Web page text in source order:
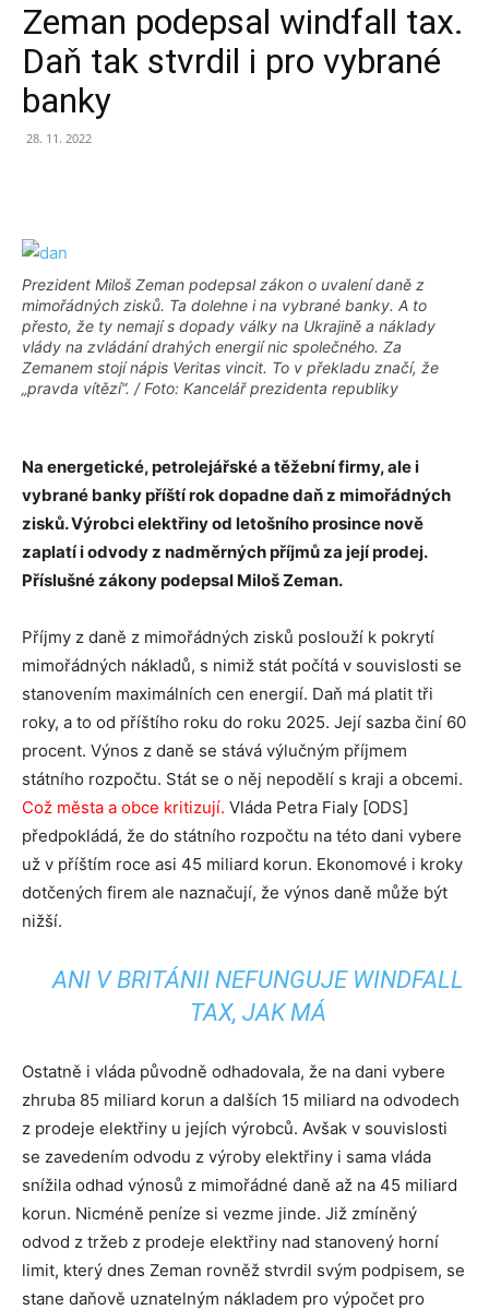
Zeman podepsal windfall tax.
Daň tak stvrdil i pro vybrané
banky
28. 11. 2022
Prezident Miloš Zeman podepsal zákon o uvalení daně z
mimořádných zisků. Ta dolehne i na vybrané banky. A to
přesto, že ty nemají s dopady války na Ukrajině a náklady
vlády na zvládání drahých energií nic společného. Za
Zemanem stojí nápis Veritas vincit. To v překladu značí, že
„pravda vítězí“. / Foto: Kancelář prezidenta republiky
Na energetické, petrolejářské a těžební firmy, ale i
vybrané banky příští rok dopadne daň z mimořádných
zisků. Výrobci elektřiny od letošního prosince nově
zaplatí i odvody z nadměrných příjmů za její prodej.
Příslušné zákony podepsal Miloš Zeman.
Příjmy z daně z mimořádných zisků poslouží k pokrytí
mimořádných nákladů, s nimiž stát počítá v souvislosti se
stanovením maximálních cen energií. Daň má platit tři
roky, a to od příštího roku do roku 2025. Její sazba činí 60
procent. Výnos z daně se stává výlučným příjmem
státního rozpočtu. Stát se o něj nepodělí s kraji a obcemi.
Což města a obce kritizují. Vláda Petra Fialy [ODS]
předpokládá, že do státního rozpočtu na této dani vybere
už v příštím roce asi 45 miliard korun. Ekonomové i kroky
dotčených firem ale naznačují, že výnos daně může být
nižší.
ANI V BRITÁNII NEFUNGUJE WINDFALL
TAX, JAK MÁ
Ostatně i vláda původně odhadovala, že na dani vybere
zhruba 85 miliard korun a dalších 15 miliard na odvodech
z prodeje elektřiny u jejích výrobců. Avšak v souvislosti
se zavedením odvodu z výroby elektřiny i sama vláda
snížila odhad výnosů z mimořádné daně až na 45 miliard
korun. Nicméně peníze si vezme jinde. Již zmíněný
odvod z tržeb z prodeje elektřiny nad stanovený horní
limit, který dnes Zeman rovněž stvrdil svým podpisem, se
stane daňově uznatelným nákladem pro výpočet pro